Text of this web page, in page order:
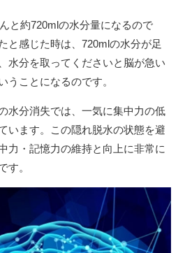
と約720mlの水分量になるので
と感じた時は、720mlの水分が足
水分を取ってくださいと脳が急い
うことになるのです。
水分消失では、一気に集中力の低
います。この隠れ脱水の状態を避
力・記憶力の維持と向上に非常に
す。